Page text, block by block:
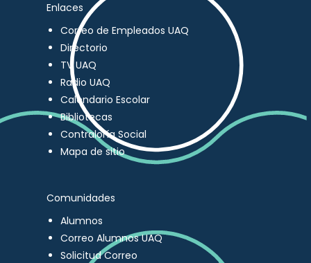
Enlaces
Correo de Empleados UAQ
Directorio
TV UAQ
Radio UAQ
Calendario Escolar
Bibliotecas
Contraloría Social
Mapa de sitio
Comunidades
Alumnos
Correo Alumnos UAQ
Solicitud Correo